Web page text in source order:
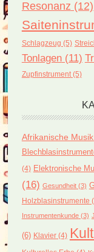
Resonanz (12)
Schlagzeug (5)
Tonlagen(11)
Zupfinstrument(5)
Afrikanische Musik
(4) Elektronische
(16) Gesundheit(3)
Holzblasinstrumente
Instrumentenkunde(3)
(6) Klavier(4)